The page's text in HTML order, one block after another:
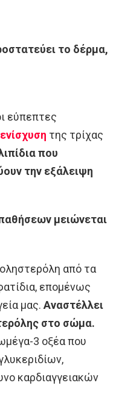
το δέρμα,
εύπεπτες
ενίσχυση της τρίχας
που
την εξάλειψη
μειώνεται
από τα
επομένως
μας. Αναστέλλει
στο σώμα.
3 οξέα που
καρδιαγγειακών